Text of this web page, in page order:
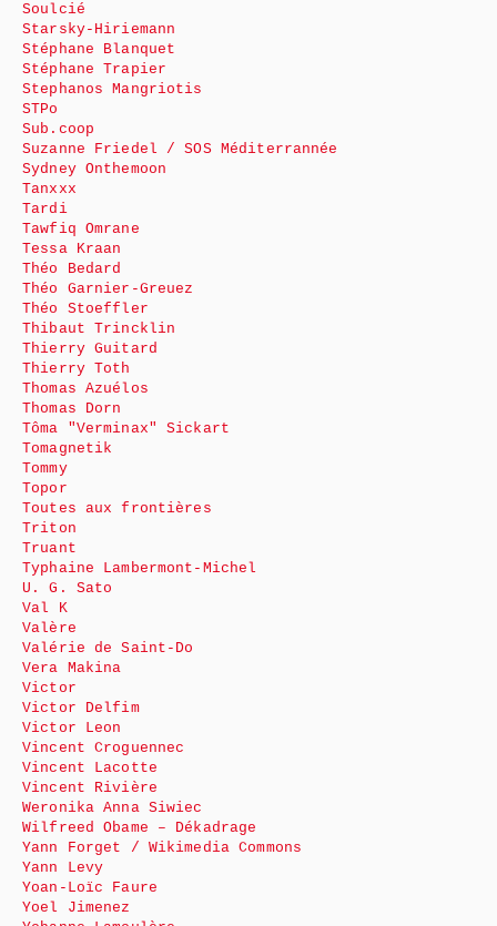
Soulcié
Starsky-Hiriemann
Stéphane Blanquet
Stéphane Trapier
Stephanos Mangriotis
STPo
Sub.coop
Suzanne Friedel / SOS Méditerrannée
Sydney Onthemoon
Tanxxx
Tardi
Tawfiq Omrane
Tessa Kraan
Théo Bedard
Théo Garnier-Greuez
Théo Stoeffler
Thibaut Trincklin
Thierry Guitard
Thierry Toth
Thomas Azuélos
Thomas Dorn
Tôma "Verminax" Sickart
Tomagnetik
Tommy
Topor
Toutes aux frontières
Triton
Truant
Typhaine Lambermont-Michel
U. G. Sato
Val K
Valère
Valérie de Saint-Do
Vera Makina
Victor
Victor Delfim
Victor Leon
Vincent Croguennec
Vincent Lacotte
Vincent Rivière
Weronika Anna Siwiec
Wilfreed Obame – Dékadrage
Yann Forget / Wikimedia Commons
Yann Levy
Yoan-Loïc Faure
Yoel Jimenez